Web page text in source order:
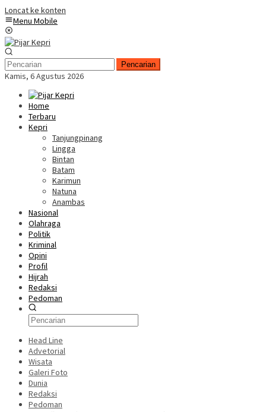
Loncat ke konten
Menu Mobile
Pencarian
Kamis, 6 Agustus 2026
Home
Terbaru
Kepri
Tanjungpinang
Lingga
Bintan
Batam
Karimun
Natuna
Anambas
Nasional
Olahraga
Politik
Kriminal
Opini
Profil
Hijrah
Redaksi
Pedoman
Head Line
Advetorial
Wisata
Galeri Foto
Dunia
Redaksi
Pedoman